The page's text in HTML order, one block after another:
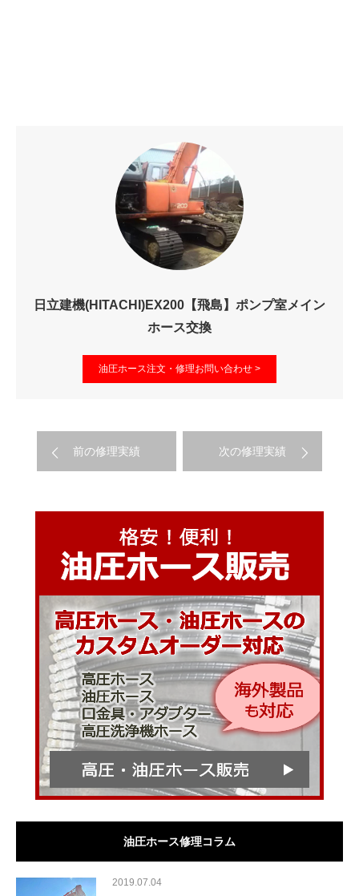
日立建機(HITACHI)EX200【飛島】ポンプ室メイン
ホース交換
油圧ホース注文・修理お問い合わせ >
前の修理実績 次の修理実績
油圧ホース修理コラム
2019.07.04